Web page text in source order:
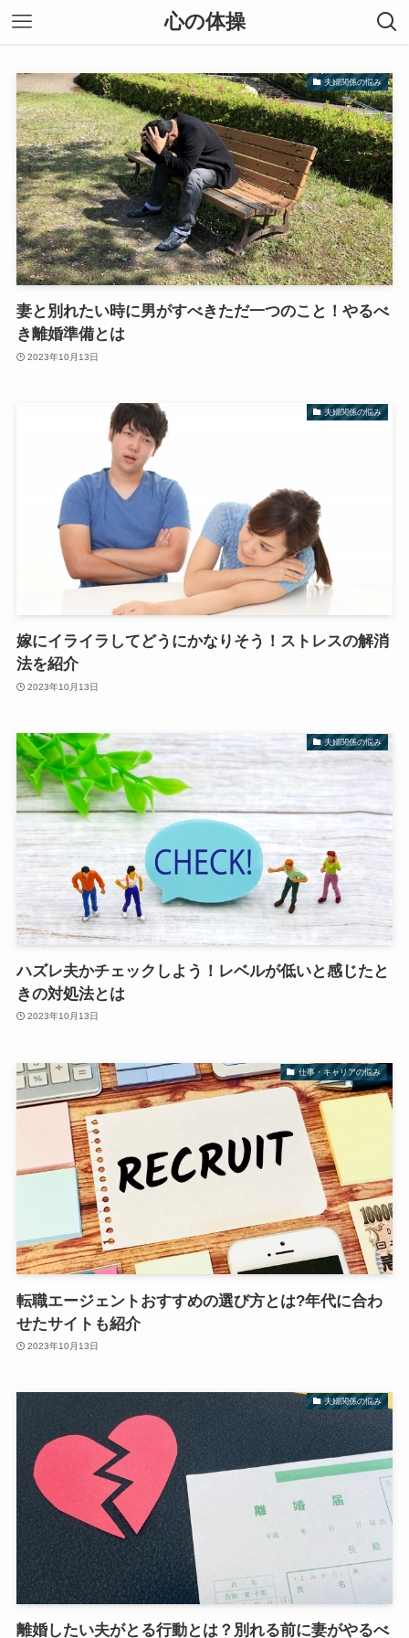
心の体操
夫婦関係の悩み
妻と別れたい時に男がすべきただ一つのこと！やるべ
き離婚準備とは
2023年10月13日
夫婦関係の悩み
嫁にイライラしてどうにかなりそう！ストレスの解消
法を紹介
2023年10月13日
夫婦関係の悩み
ハズレ夫かチェックしよう！レベルが低いと感じたと
きの対処法とは
2023年10月13日
仕事・キャリアの悩み
転職エージェントおすすめの選び方とは?年代に合わ
せたサイトも紹介
2023年10月13日
夫婦関係の悩み
離婚したい夫がとる行動とは？別れる前に妻がやるべ